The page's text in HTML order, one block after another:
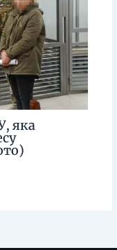
яка